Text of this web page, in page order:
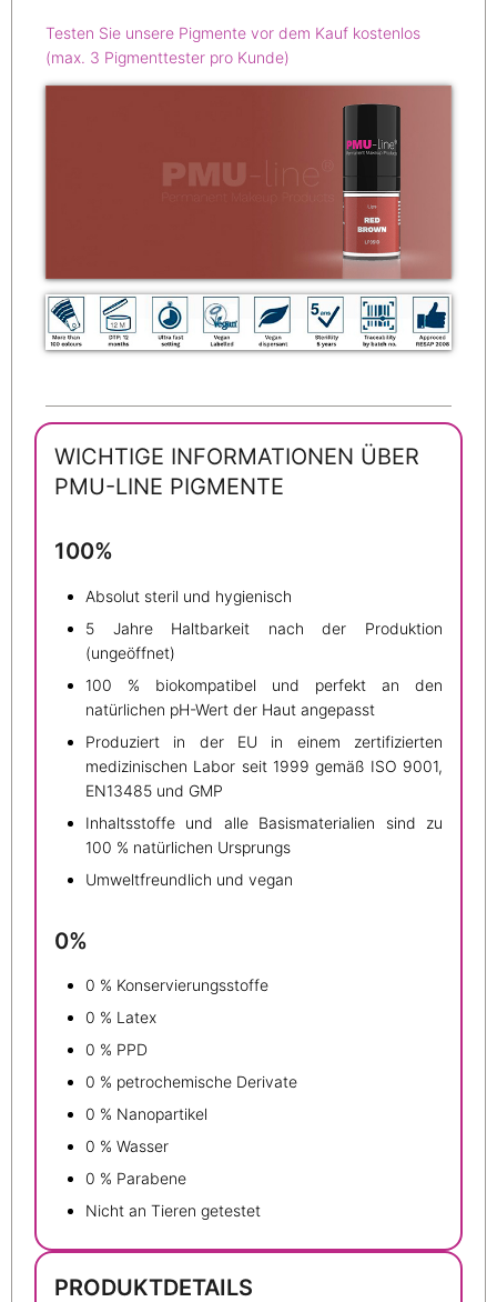
Testen Sie unsere Pigmente vor dem Kauf kostenlos
(max. 3 Pigmenttester pro Kunde)
WICHTIGE INFORMATIONEN ÜBER
PMU-LINE PIGMENTE
100%
Absolut steril und hygienisch
5 Jahre Haltbarkeit nach der Produktion
(ungeöffnet)
100 % biokompatibel und perfekt an den
natürlichen pH-Wert der Haut angepasst
Produziert in der EU in einem zertifizierten
medizinischen Labor seit 1999 gemäß ISO 9001,
EN13485 und GMP
Inhaltsstoffe und alle Basismaterialien sind zu
100 % natürlichen Ursprungs
Umweltfreundlich und vegan
0%
0 % Konservierungsstoffe
0 % Latex
0 % PPD
0 % petrochemische Derivate
0 % Nanopartikel
0 % Wasser
0 % Parabene
Nicht an Tieren getestet
PRODUKTDETAILS